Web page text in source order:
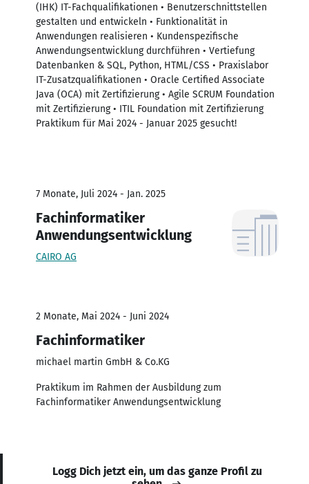
(IHK) IT-Fachqualifikationen • Benutzerschnittstellen
gestalten und entwickeln • Funktionalität in
Anwendungen realisieren • Kundenspezifische
Anwendungsentwicklung durchführen • Vertiefung
Datenbanken & SQL, Python, HTML/CSS • Praxislabor
IT-Zusatzqualifikationen • Oracle Certified Associate
Java (OCA) mit Zertifizierung • Agile SCRUM Foundation
mit Zertifizierung • ITIL Foundation mit Zertifizierung
Praktikum für Mai 2024 - Januar 2025 gesucht!
7 Monate, Juli 2024 - Jan. 2025
Fachinformatiker
Anwendungsentwicklung
CAIRO AG
2 Monate, Mai 2024 - Juni 2024
Fachinformatiker
michael martin GmbH & Co.KG
Praktikum im Rahmen der Ausbildung zum
Fachinformatiker Anwendungsentwicklung
Logg Dich jetzt ein, um das ganze Profil zu